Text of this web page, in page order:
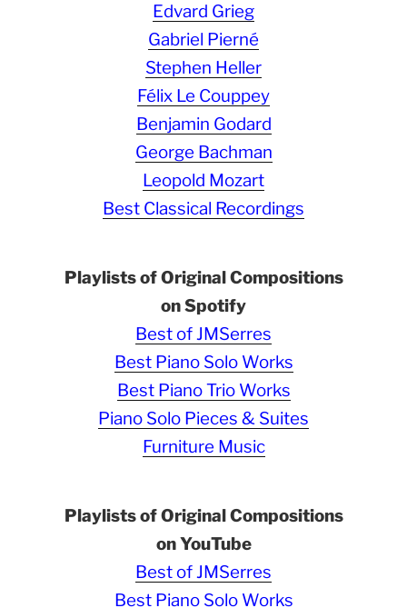
Edvard Grieg
Gabriel Pierné
Stephen Heller
Félix Le Couppey
Benjamin Godard
George Bachman
Leopold Mozart
Best Classical Recordings
Playlists of Original Compositions
on Spotify
Best of JMSerres
Best Piano Solo Works
Best Piano Trio Works
Piano Solo Pieces & Suites
Furniture Music
Playlists of Original Compositions
on YouTube
Best of JMSerres
Best Piano Solo Works